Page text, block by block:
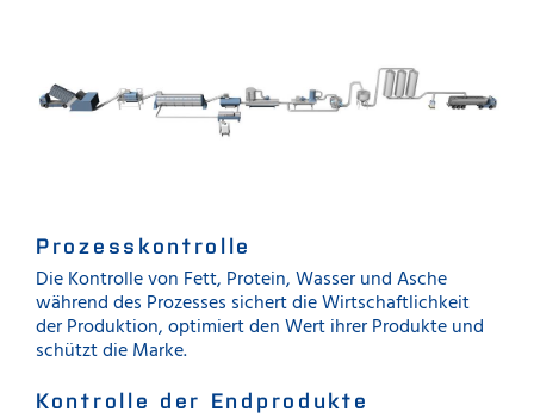
Prozesskontrolle
Die Kontrolle von Fett, Protein, Wasser und Asche
während des Prozesses sichert die Wirtschaftlichkeit
der Produktion, optimiert den Wert ihrer Produkte und
schützt die Marke.
Kontrolle der Endprodukte